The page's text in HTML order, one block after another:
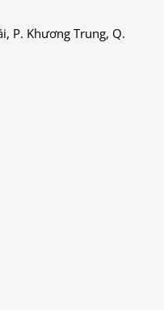
P. Khương Trung, Q.